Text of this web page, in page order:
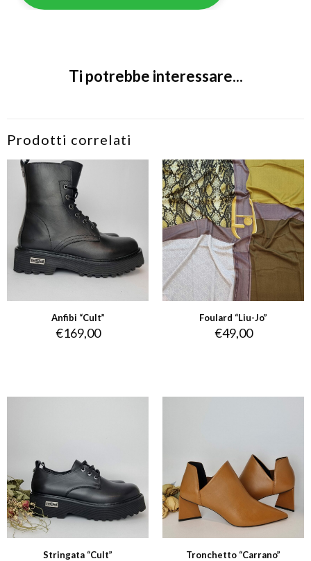
Ti potrebbe interessare...
Prodotti correlati
Anfibi “Cult”
€169,00
Foulard “Liu-Jo”
€49,00
Stringata “Cult” Tronchetto “Carrano”